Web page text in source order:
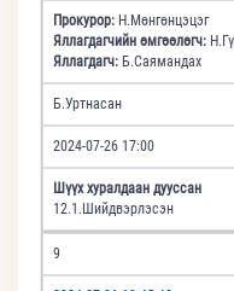
Прокурор: Н.Мөнгөнцэцэг
Яллагдагчийн өмгөөлөгч:
Яллагдагч: Б.Саямандах
Б.Уртнасан
2024-07-26 17:00
Шүүх хуралдаан дууссан
12.1.Шийдвэрлэсэн
9